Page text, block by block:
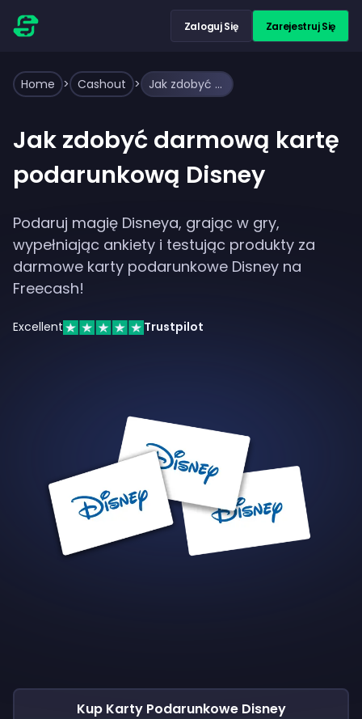
Zaloguj Się Zarejestruj Się
Home > Cashout > Jak zdobyć darmową kartę podarunkową Disney
Jak zdobyć darmową kartę
podarunkową Disney
Podaruj magię Disneya, grając w gry,
wypełniając ankiety i testując produkty za
darmowe karty podarunkowe Disney na
Freecash!
Excellent Trustpilot
Kup Karty Podarunkowe Disney